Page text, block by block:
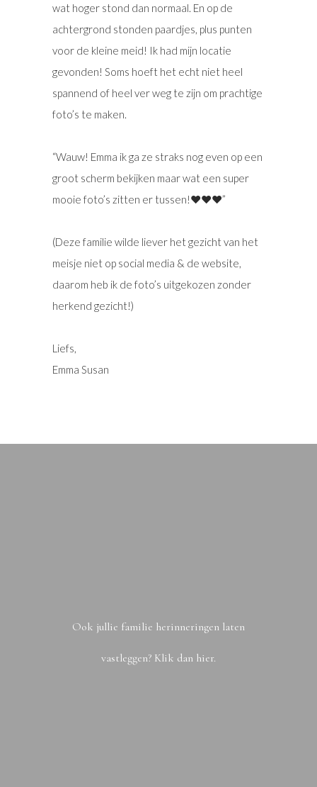
wat hoger stond dan normaal. En op de
achtergrond stonden paardjes, plus punten
voor de kleine meid! Ik had mijn locatie
gevonden! Soms hoeft het echt niet heel
spannend of heel ver weg te zijn om prachtige
foto’s te maken.
“Wauw! Emma ik ga ze straks nog even op een
groot scherm bekijken maar wat een super
mooie foto’s zitten er tussen!❤️❤️❤️”
(Deze familie wilde liever het gezicht van het
meisje niet op social media & de website,
daarom heb ik de foto’s uitgekozen zonder
herkend gezicht!)
Liefs,
Emma Susan
Ook jullie familie herinneringen laten
vastleggen? Klik dan hier.